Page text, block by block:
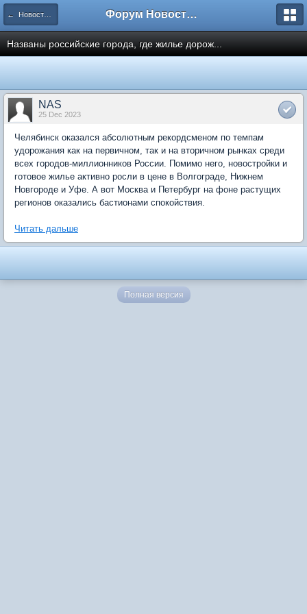
← Новости рынка недвижимости Форум Новостройки
Названы российские города, где жилье дорож...
NAS
25 Dec 2023
Челябинск оказался абсолютным рекордсменом по темпам
удорожания как на первичном, так и на вторичном рынках среди
всех городов-миллионников России. Помимо него, новостройки и
готовое жилье активно росли в цене в Волгограде, Нижнем
Новгороде и Уфе. А вот Москва и Петербург на фоне растущих
регионов оказались бастионами спокойствия.
Читать дальше
Полная версия